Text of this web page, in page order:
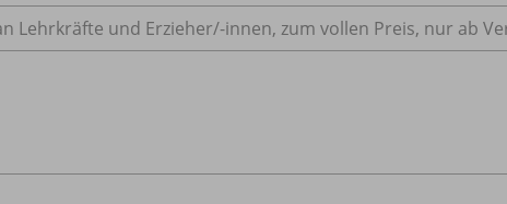
Lehrkräfte und Erzieher/-innen, zum vollen Preis, nur ab